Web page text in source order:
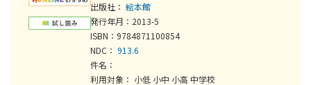
出版社： 絵本館
発行年月：2013-5
ISBN：9784871100854
NDC： 913.6
件名：
利用対象： 小低 小中 小高 中学校